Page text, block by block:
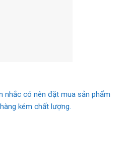
nhắc có nên đặt mua sản phẩm
kém chất lượng.